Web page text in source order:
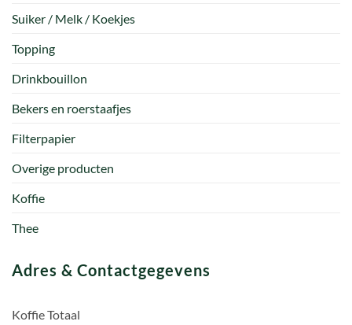
Suiker / Melk / Koekjes
Topping
Drinkbouillon
Bekers en roerstaafjes
Filterpapier
Overige producten
Koffie
Thee
Adres & Contactgegevens
Koffie Totaal